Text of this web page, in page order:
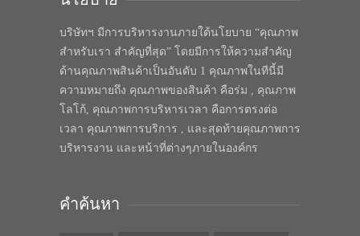
บริษัทฯ มีการบริหารงานภายใต้นโยบาย “คุณภาพ
สำหรับเรา สำคัญที่สุด” โดยมีการให้ความสำคัญ
ด้านคุณภาพสินค้าเป็นอันดับ 1 คุณภาพในทีนี้มี
ความหมายถึง คุณภาพของสินค้า คือร่ม , คุณภาพ
โลโก้, คุณภาพการบริหารเวลา คือการตรงต่อ
เวลา คุณภาพการบริการ , และสุดท้ายคุณภาพการ
บริหารงาน และหน้าที่ต่างๆภายในองค์กร
คำค้นหา